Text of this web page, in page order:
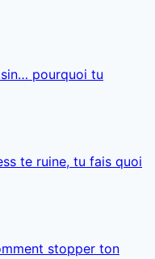
pourquoi tu
te ruine, tu fais quoi
stopper ton